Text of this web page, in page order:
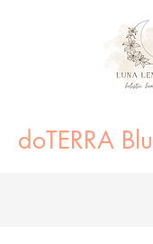
doTERRA